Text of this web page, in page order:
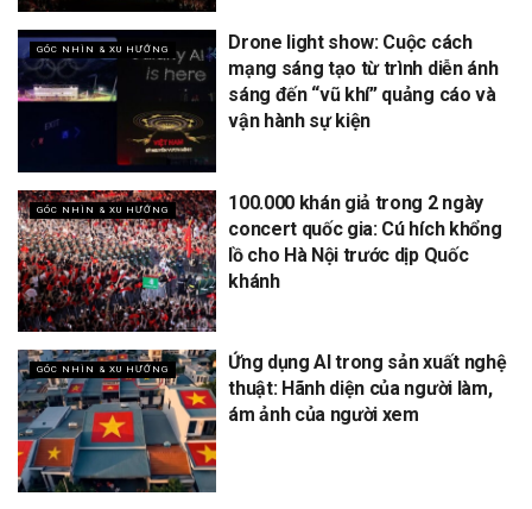
GÓC NHÌN & XU HƯỚNG
Drone light show: Cuộc cách
mạng sáng tạo từ trình diễn ánh
sáng đến “vũ khí” quảng cáo và
vận hành sự kiện
GÓC NHÌN & XU HƯỚNG
100.000 khán giả trong 2 ngày
concert quốc gia: Cú hích khổng
lồ cho Hà Nội trước dịp Quốc
khánh
GÓC NHÌN & XU HƯỚNG
Ứng dụng AI trong sản xuất nghệ
thuật: Hãnh diện của người làm,
ám ảnh của người xem